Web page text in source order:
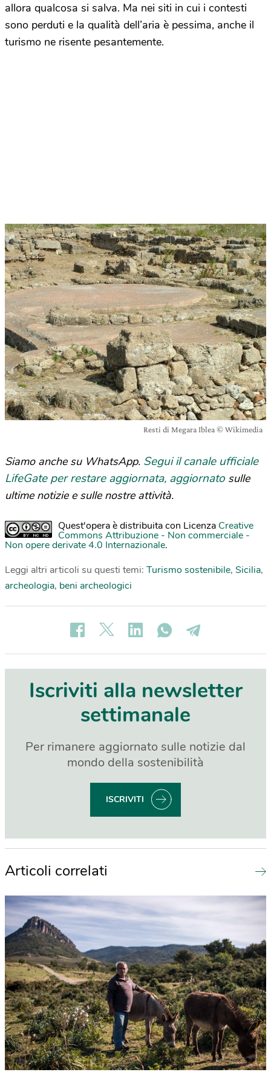
allora qualcosa si salva. Ma nei siti in cui i contesti
sono perduti e la qualità dell’aria è pessima, anche il
turismo ne risente pesantemente.
Resti di Megara Iblea © Wikimedia
Siamo anche su WhatsApp. Segui il canale ufficiale
LifeGate per restare aggiornata, aggiornato sulle
ultime notizie e sulle nostre attività.
Quest'opera è distribuita con Licenza Creative
Commons Attribuzione - Non commerciale -
Non opere derivate 4.0 Internazionale.
Leggi altri articoli su questi temi: Turismo sostenibile, Sicilia,
archeologia, beni archeologici
Iscriviti alla newsletter
settimanale
Per rimanere aggiornato sulle notizie dal
mondo della sostenibilità
ISCRIVITI
Articoli correlati